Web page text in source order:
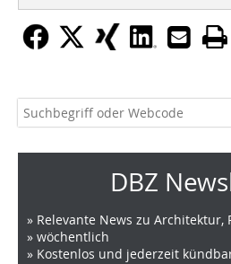
DBZ
» Relevante News zu Architektur,
» wöchentlich
» Kostenlos und jederzeit